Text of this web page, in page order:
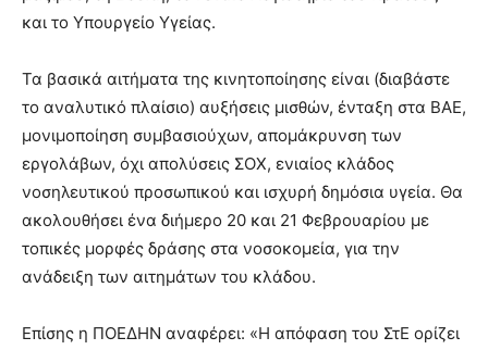
lyons
teaches
the
of
pain.
pornhun
hd
porn
και το Υπουργείο Υγείας.
Τα βασικά αιτήματα της κινητοποίησης είναι (διαβάστε
το αναλυτικό πλαίσιο) αυξήσεις μισθών, ένταξη στα ΒΑΕ,
μονιμοποίηση συμβασιούχων, απομάκρυνση των
εργολάβων, όχι απολύσεις ΣΟΧ, ενιαίος κλάδος
νοσηλευτικού προσωπικού και ισχυρή δημόσια υγεία. Θα
ακολουθήσει ένα διήμερο 20 και 21 Φεβρουαρίου με
τοπικές μορφές δράσης στα νοσοκομεία, για την
ανάδειξη των αιτημάτων του κλάδου.
Eπίσης η ΠΟΕΔΗΝ αναφέρει: «Η απόφαση του ΣτΕ ορίζει